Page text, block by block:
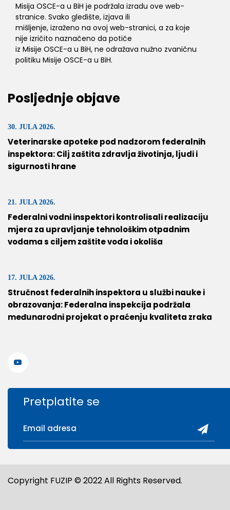
Misija OSCE-a u BiH je podržala izradu ove web-
stranice. Svako gledište, izjava ili
mišljenje, izraženo na ovoj web-stranici, a za koje
nije izričito naznačeno da potiče
iz Misije OSCE-a u BiH, ne odražava nužno zvaničnu
politiku Misije OSCE-a u BiH.
Posljednje objave
30. JULA 2026.
Veterinarske apoteke pod nadzorom federalnih
inspektora: Cilj zaštita zdravlja životinja, ljudi i
sigurnosti hrane
21. JULA 2026.
Federalni vodni inspektori kontrolisali realizaciju
mjera za upravljanje tehnološkim otpadnim
vodama s ciljem zaštite voda i okoliša
17. JULA 2026.
Stručnost federalnih inspektora u službi nauke i
obrazovanja: Federalna inspekcija podržala
međunarodni projekat o praćenju kvaliteta zraka
Pretplatite se
Copyright FUZIP © 2022 All Rights Reserved.